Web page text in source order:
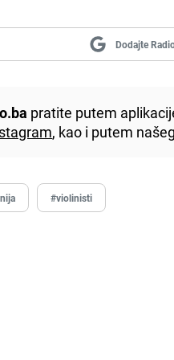
Dodajte
pratite putem
, kao i putem
#violinisti